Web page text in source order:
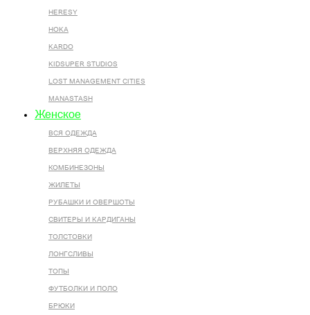
HERESY
HOKA
KARDO
KIDSUPER STUDIOS
LOST MANAGEMENT CITIES
MANASTASH
Женское
ВСЯ ОДЕЖДА
ВЕРХНЯЯ ОДЕЖДА
КОМБИНЕЗОНЫ
ЖИЛЕТЫ
РУБАШКИ И ОВЕРШОТЫ
СВИТЕРЫ И КАРДИГАНЫ
ТОЛСТОВКИ
ЛОНГСЛИВЫ
ТОПЫ
ФУТБОЛКИ И ПОЛО
БРЮКИ